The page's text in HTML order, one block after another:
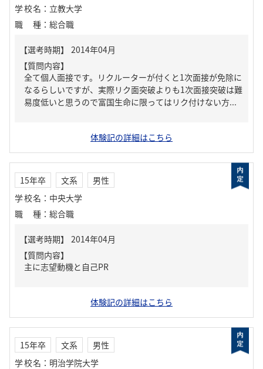
学校名 ： 立教大学
職種 ： 総合職
【質問内容】
全て個人面接です。リクルーターが付くと1次面接が免除に
なるらしいですが、実際リク面突破よりも1次面接突破は難
易度低いと思うので富国生命に限ってはリク付けない方...
体験記の詳細はこちら
15年卒 文系
男性
学校名 ： 中央大学
職種 ： 総合職
【質問内容】
主に志望動機と自己PR
体験記の詳細はこちら
15年卒 文系
男性
学校名 ： 明治学院大学